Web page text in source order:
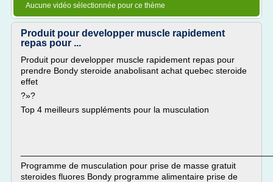
Aucune vidéo sélectionnée pour ce thème
Produit pour developper muscle rapidement
repas pour ...
Produit pour developper muscle rapidement repas pour
prendre Bondy steroide anabolisant achat quebec steroide
effet
?»?
Top 4 meilleurs suppléments pour la musculation
Programme de musculation pour prise de masse gratuit
steroides fluores Bondy programme alimentaire prise de